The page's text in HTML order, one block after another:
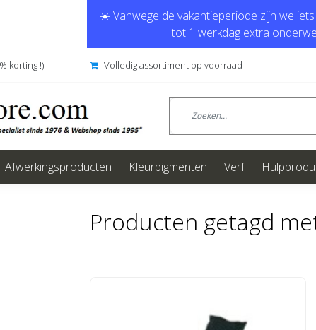
☀️ Vanwege de vakantieperiode zijn we
tot 1 werkdag extra
korting !) Volledig assortiment op voorraad
Afwerkingsproducten Kleurpigmenten Verf
Producten getagd